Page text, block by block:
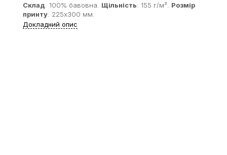
Склад: 100% бавовна. Щільність: 155 г/м². Розмір
принту: 225x300 мм.
Докладний опис